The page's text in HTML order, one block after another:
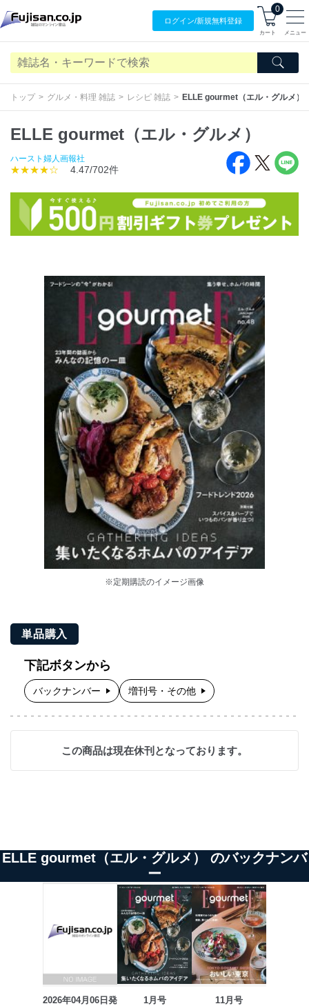
ログイン/新規無料登録
0
カート メニュー
トップ グルメ・料理 雑誌 レシピ 雑誌 ELLE gourmet（エル・グルメ）
ELLE gourmet（エル・グルメ）
ハースト婦人画報社
★★★★☆ 4.47/702件
※定期購読のイメージ画像
単品購入
下記ボタンから
バックナンバー 増刊号・その他
この商品は現在休刊となっております。
ELLE gourmet（エル・グルメ） のバックナンバ
ー
2026年04月06日発
1月号 11月号